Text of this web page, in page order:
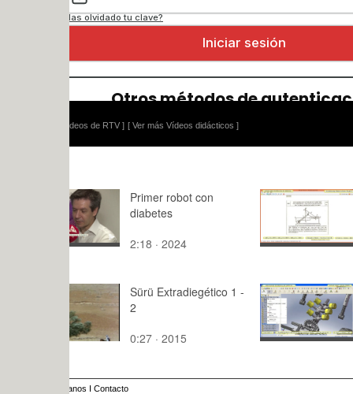
[ Ver más Vídeos didácticos ]
Primer robot con
diabetes
2:18 · 2024
Simulación
1553-
Cosmos
10:25 ·
Sürü Extradiegético 1 -
0:27 · 2015
Lego
con
20 de 24 -
10:48 ·